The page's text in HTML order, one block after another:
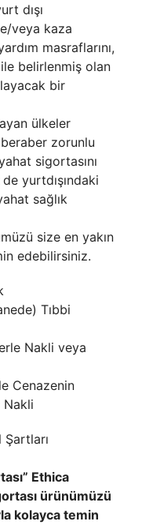
dışı
veya kaza
masraflarını,
ile belirlenmiş olan
bir
ülkeler
zorunlu
sigortasını
yurtdışındaki
sağlık
size en yakın
edebilirsiniz.
Tıbbi
Nakli veya
Cenazenin
Nakli
Şartları
Ethica
ürünümüzü
kolayca temin